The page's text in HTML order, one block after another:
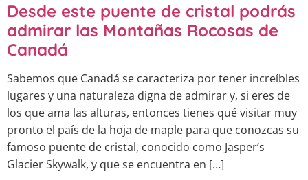
Desde este puente de cristal podrás
admirar las Montañas Rocosas de
Canadá
Sabemos que Canadá se caracteriza por tener increíbles
lugares y una naturaleza digna de admirar y, si eres de
los que ama las alturas, entonces tienes qué visitar muy
pronto el país de la hoja de maple para que conozcas su
famoso puente de cristal, conocido como Jasper’s
Glacier Skywalk, y que se encuentra en […]